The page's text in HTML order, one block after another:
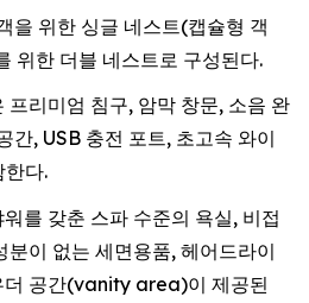
을 위한 싱글 네스트(캡슐형 객
위한 더블 네스트로 구성된다.
프리미엄 침구, 암막 창문, 소음 완
간, USB 충전 포트, 초고속 와이
다.
를 갖춘 스파 수준의 욕실, 비접
분이 없는 세면용품, 헤어드라이
더 공간(vanity area)이 제공된